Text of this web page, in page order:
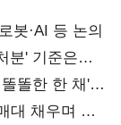
봇·AI 등 논의
분' 기준은
똘한 한 채'
대 채우며 문